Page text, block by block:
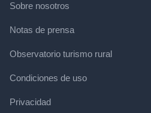
Sobre nosotros
Notas de prensa
Observatorio turismo rural
Condiciones de uso
Privacidad